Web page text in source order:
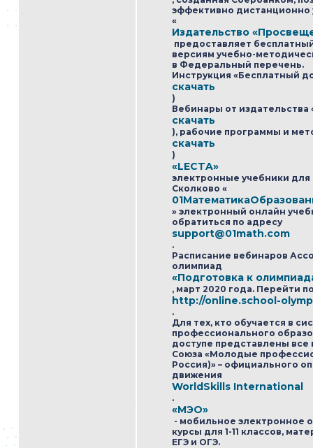
эффективно дистанционно
«
Издательство
предоставляет
версиям учебно-
в Федеральный перечень.
Инструкция «Бесплатный
скачать
)
Вебинары от издательства
скачать
), рабочие программы и
скачать
)
«LECTA»
электронные учебники для
Сколково «
» электронный онлайн
обратиться по адресу
support@01math.com
.
Расписание вебинаров
олимпиад
«Подготовка к
, март 2020 года. Перейти
http://online.school-
.
Для тех, кто обучается в
профессионального
доступе представлены все
Союза «Молодые
Россия)» – официального
движения
WorldSkills International
.
«МЭО»
- мобильное электронное
курсы для 1-11 классов,
ЕГЭ и ОГЭ.